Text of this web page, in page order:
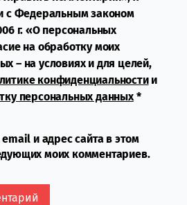
с Федеральным законом
г. «О персональных
на обработку моих
– на условиях и для целей,
конфиденциальностии
персональных данных*
и адрес сайта в этом
моих комментариев.